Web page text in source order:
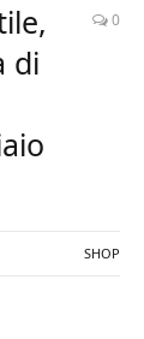
di
0
SHOP